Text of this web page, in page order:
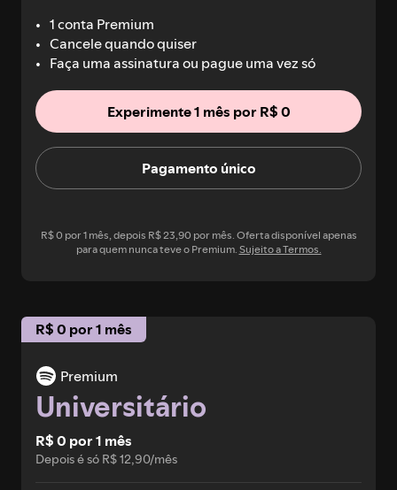
1 conta Premium
Cancele quando quiser
Faça uma assinatura ou pague uma vez só
Experimente 1 mês por R$ 0
Pagamento único
R$ 0 por 1 mês, depois R$ 23,90 por mês. Oferta disponível apenas
para quem nunca teve o Premium.Sujeito a Termos.
R$ 0 por 1 mês
Premium
Universitário
R$ 0 por 1 mês
Depois é só R$ 12,90/mês